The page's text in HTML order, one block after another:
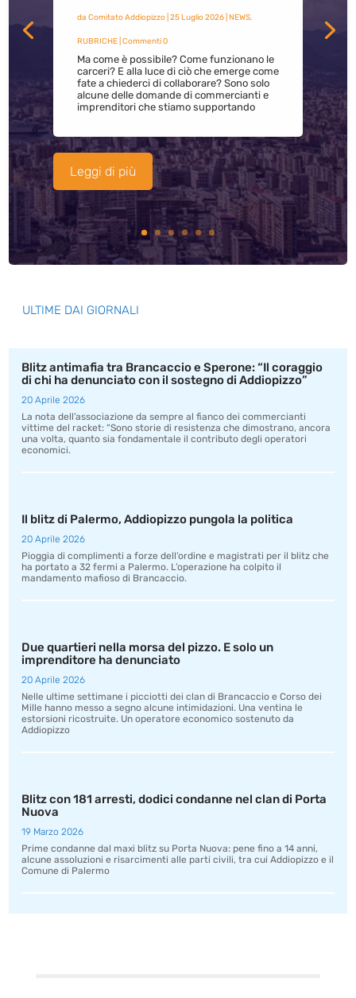
da Comitato Addiopizzo| 25 Luglio 2026| NEWS,
RUBRICHE| Commenti 0
Ma come è possibile? Come funzionano le
carceri? E alla luce di ciò che emerge come
fate a chiederci di collaborare? Sono solo
alcune delle domande di commercianti e
imprenditori che stiamo supportando
Leggi di più
ULTIME DAI GIORNALI
Blitz antimafia tra Brancaccio e Sperone: “Il coraggio
di chi ha denunciato con il sostegno di Addiopizzo”
20 Aprile 2026
La nota dell’associazione da sempre al fianco dei commercianti
vittime del racket: “Sono storie di resistenza che dimostrano, ancora
una volta, quanto sia fondamentale il contributo degli operatori
economici.
Il blitz di Palermo, Addiopizzo pungola la politica
20 Aprile 2026
Pioggia di complimenti a forze dell’ordine e magistrati per il blitz che
ha portato a 32 fermi a Palermo. L’operazione ha colpito il
mandamento mafioso di Brancaccio.
Due quartieri nella morsa del pizzo. E solo un
imprenditore ha denunciato
20 Aprile 2026
Nelle ultime settimane i picciotti dei clan di Brancaccio e Corso dei
Mille hanno messo a segno alcune intimidazioni. Una ventina le
estorsioni ricostruite. Un operatore economico sostenuto da
Addiopizzo
Blitz con 181 arresti, dodici condanne nel clan di Porta
Nuova
19 Marzo 2026
Prime condanne dal maxi blitz su Porta Nuova: pene fino a 14 anni,
alcune assoluzioni e risarcimenti alle parti civili, tra cui Addiopizzo e il
Comune di Palermo